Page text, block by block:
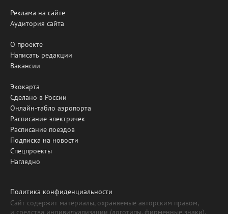
Реклама на сайте
Аудитория сайта
О проекте
Написать редакции
Вакансии
Экокарта
Сделано в России
Онлайн-табло аэропорта
Расписание электричек
Расписание поездов
Подписка на новости
Спецпроекты
Наглядно
Политика конфиденциальности
Сайт содержит материалы, охраняемые авторским правом,
и средства индивидуализации (логотипы, фирменные знаки).